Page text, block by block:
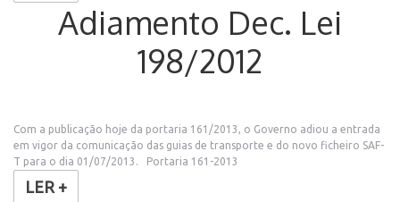
Adiamento Dec. Lei
198/2012
Com a publicação hoje da portaria 161/2013, o Governo adiou a entrada
em vigor da comunicação das guias de transporte e do novo ficheiro SAF-
T para o dia 01/07/2013. Portaria 161-2013
LER +